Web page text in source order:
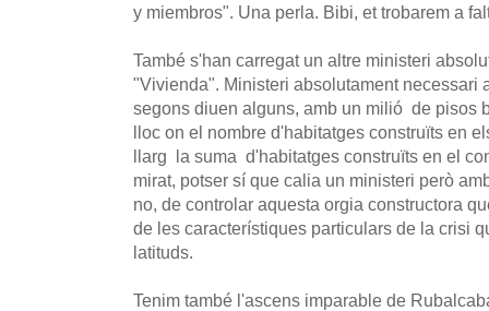
y miembros". Una perla. Bibi, et trobarem a
També s'han carregat un altre ministeri
"Vivienda". Ministeri absolutament necessari
segons diuen alguns, amb un milió de pisos
lloc on el nombre d'habitatges construïts en
llarg la suma d'habitatges construïts en el
mirat, potser sí que calia un ministeri però
no, de controlar aquesta orgia constructora
de les característiques particulars de la crisi
latituds.
Tenim també l'ascens imparable de